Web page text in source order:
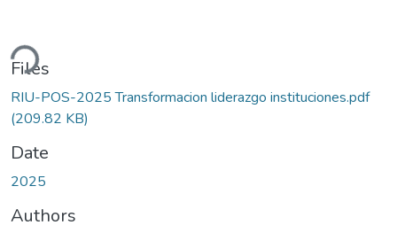
Files
RIU-POS-2025 Transformacion liderazgo instituciones.pdf
(209.82 KB)
Date
2025
Authors